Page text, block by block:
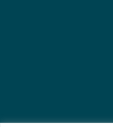
personalizado e